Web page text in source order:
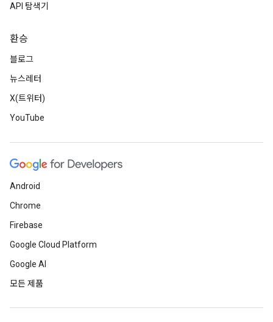
API 탐색기
환승
블로그
뉴스레터
X(트위터)
YouTube
Android
Chrome
Firebase
Google Cloud Platform
Google AI
모든 제품